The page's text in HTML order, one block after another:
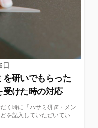
日
を研いでもらった
受けた時の対応
く時に「ハサミ研ぎ・メン
を記入していただいてい